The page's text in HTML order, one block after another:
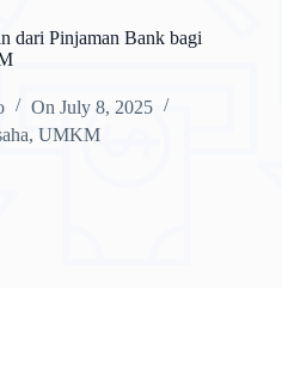
dari Pinjaman Bank bagi
On July 8, 2025
,UMKM